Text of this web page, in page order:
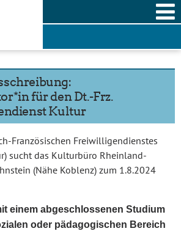
für den Dt.-Frz.
Kultur
Französischen Freiwilligendienstes
sucht das Kulturbüro Rheinland-
(Nähe Koblenz) zum 1.8.2024
einem abgeschlossenen Studium
oder pädagogischen Bereich